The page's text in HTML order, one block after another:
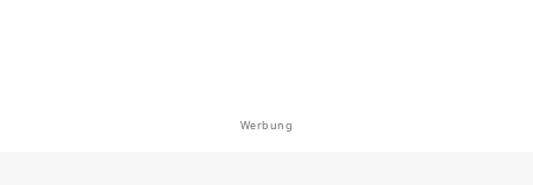
Werbung